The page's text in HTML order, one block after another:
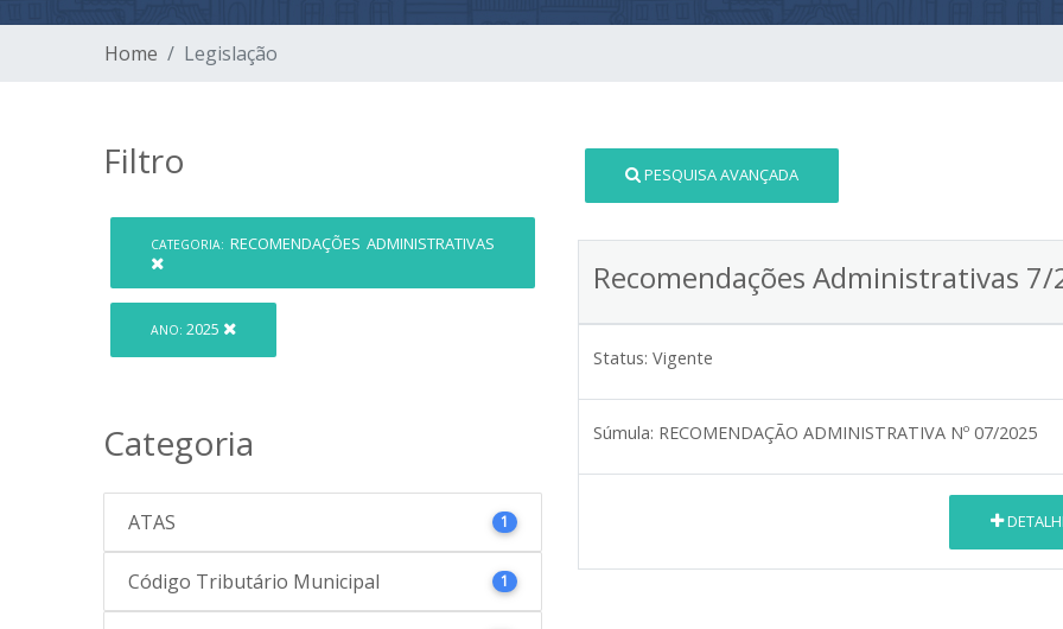
Home Legislação
Filtro
CATEGORIA: RECOMENDAÇÕES ADMINISTRATIVAS
ANO: 2025
Categoria
ATAS 1
Código Tributário Municipal 1
PESQUISA AVANÇADA
Recomendações Administrativas 7/
Status: Vigente
Súmula: RECOMENDAÇÃO ADMINISTRATIVA Nº 07/2025